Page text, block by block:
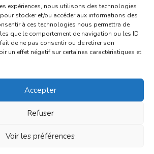
expériences, nous utilisons des technologies
stocker et/ou accéder aux informations des
à ces technologies nous permettra de
que le comportement de navigation ou les ID
de ne pas consentir ou de retirer son
un effet négatif sur certaines caractéristiques et
Accepter
Refuser
Voir les préférences
Mentions légales
suivante : contact@surteo.com